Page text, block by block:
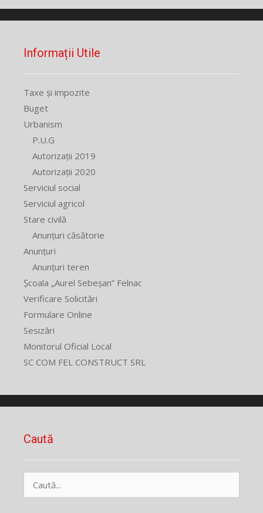
Informații Utile
Taxe și impozite
Buget
Urbanism
P.U.G
Autorizații 2019
Autorizații 2020
Serviciul social
Serviciul agricol
Stare civilă
Anunțuri căsătorie
Anunțuri
Anunțuri teren
Școala „Aurel Sebeșan” Felnac
Verificare Solicitări
Formulare Online
Sesizări
Monitorul Oficial Local
SC COM FEL CONSTRUCT SRL
Caută
după: